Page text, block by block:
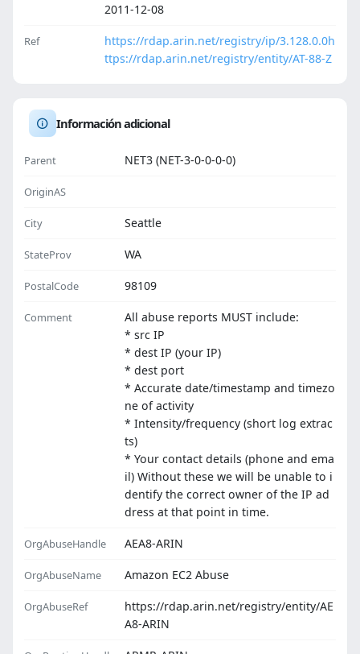
2011-12-08
Ref https://rdap.arin.net/registry/ip/3.128.0.0h
ttps://rdap.arin.net/registry/entity/AT-88-Z
Información adicional
Parent NET3 (NET-3-0-0-0-0)
OriginAS
City Seattle
StateProv WA
PostalCode 98109
Comment
All abuse reports MUST include:
* src IP
* dest IP (your IP)
* dest port
* Accurate date/timestamp and timezo
ne of activity
* Intensity/frequency (short log extrac
ts)
* Your contact details (phone and ema
il) Without these we will be unable to i
dentify the correct owner of the IP ad
dress at that point in time.
OrgAbuseHandle AEA8-ARIN
OrgAbuseName Amazon EC2 Abuse
OrgAbuseRef
https://rdap.arin.net/registry/entity/AE
A8-ARIN